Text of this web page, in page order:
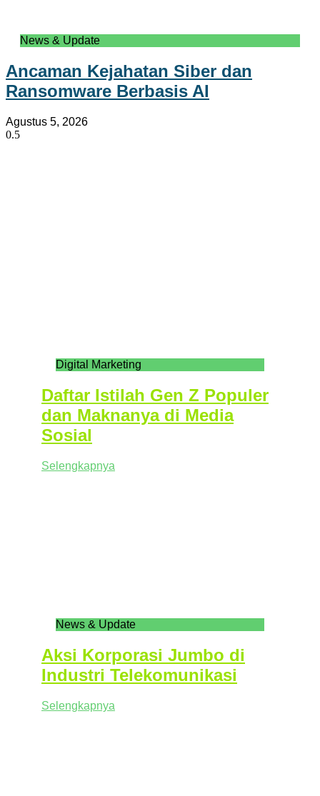
News & Update
Ancaman Kejahatan Siber dan
Ransomware Berbasis AI
Agustus 5, 2026
Digital Marketing
Daftar Istilah Gen Z Populer
dan Maknanya di Media
Sosial
Selengkapnya
News & Update
Aksi Korporasi Jumbo di
Industri Telekomunikasi
Selengkapnya